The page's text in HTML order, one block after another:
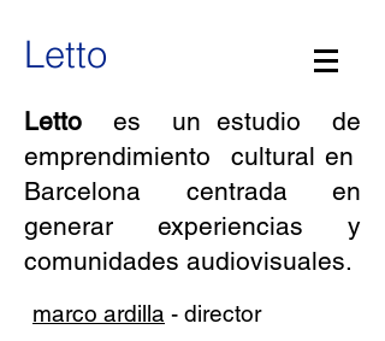
Letto
Letto es un estudio de
emprendimiento cultural en
Barcelona centrada en
generar experiencias y
comunidades audiovisuales.
marco ardilla - director